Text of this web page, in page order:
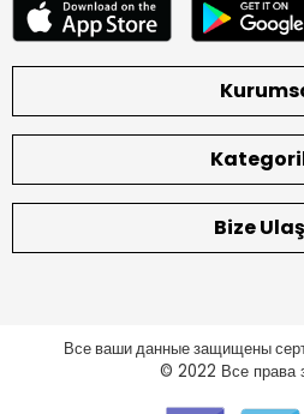
Bize
Все ваши данные защищены
© 2022 Все